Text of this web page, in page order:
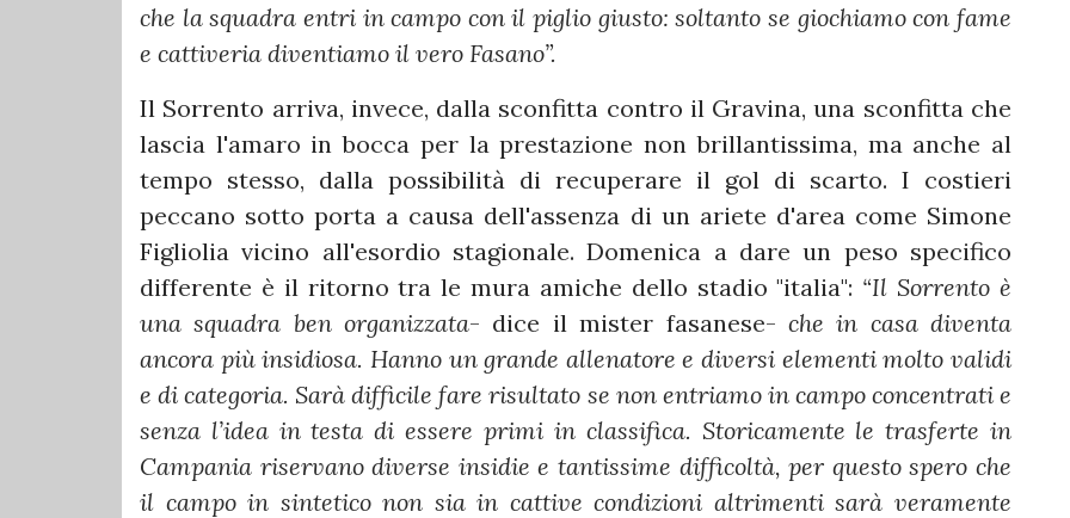
che la squadra entri in campo con il piglio giusto: soltanto se giochiamo con fame
e cattiveria diventiamo il vero Fasano”.
Il Sorrento arriva, invece, dalla sconfitta contro il Gravina, una sconfitta che
lascia l'amaro in bocca per la prestazione non brillantissima, ma anche al
tempo stesso, dalla possibilità di recuperare il gol di scarto. I costieri
peccano sotto porta a causa dell'assenza di un ariete d'area come Simone
Figliolia vicino all'esordio stagionale. Domenica a dare un peso specifico
differente è il ritorno tra le mura amiche dello stadio "italia": “Il Sorrento è
una squadra ben organizzata- dice il mister fasanese- che in casa diventa
ancora più insidiosa. Hanno un grande allenatore e diversi elementi molto validi
e di categoria. Sarà difficile fare risultato se non entriamo in campo concentrati e
senza l’idea in testa di essere primi in classifica. Storicamente le trasferte in
Campania riservano diverse insidie e tantissime difficoltà, per questo spero che
il campo in sintetico non sia in cattive condizioni altrimenti sarà veramente